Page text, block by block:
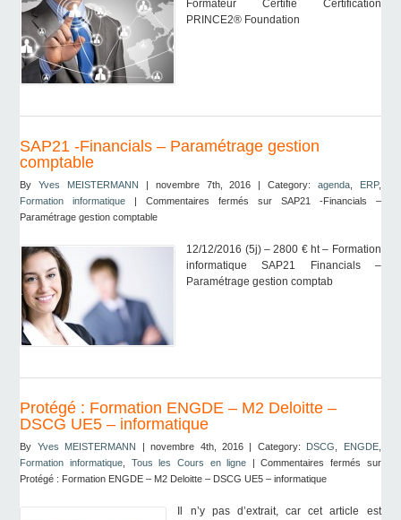
Formateur Certifié Certification
PRINCE2® Foundation
SAP21 -Financials – Paramétrage gestion
comptable
ByYves MEISTERMANN | novembre 7th, 2016 | Category: agenda, ERP,
Formation informatique |Commentaires fermés sur SAP21 -Financials –
Paramétrage gestion comptable
12/12/2016 (5j) – 2800 € ht – Formation
informatique SAP21 Financials –
Paramétrage gestion comptab
Protégé : Formation ENGDE – M2 Deloitte –
DSCG UE5 – informatique
By Yves MEISTERMANN | novembre 4th, 2016 | Category: DSCG ENGDE,
Formation informatique
Tous les Cours en ligne |Commentaires fermés sur
Protégé : Formation ENGDE – M2 Deloitte – DSCG UE5 – informatique
Il n’y pas d’extrait, car cet article est